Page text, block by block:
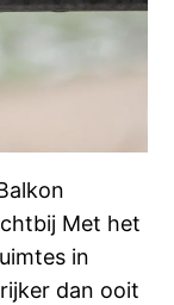
Met het
in
dan ooit